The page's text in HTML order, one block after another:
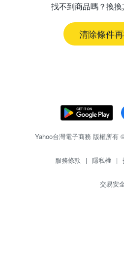
找不到商品嗎？換換
清除條件
Yahoo台灣電子商務 版權所有
服務條款 | 隱私權 |
交易安